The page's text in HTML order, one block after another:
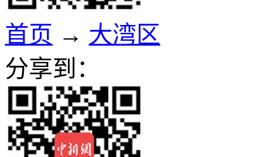
首页 → 大湾区
分享到：